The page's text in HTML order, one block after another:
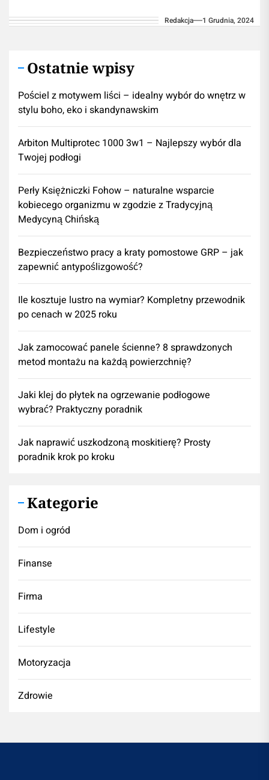
artykule dowiesz się,...
Redakcja 1 Grudnia, 2024
Ostatnie wpisy
Pościel z motywem liści – idealny wybór do wnętrz w
stylu boho, eko i skandynawskim
Arbiton Multiprotec 1000 3w1 – Najlepszy wybór dla
Twojej podłogi
Perły Księżniczki Fohow – naturalne wsparcie
kobiecego organizmu w zgodzie z Tradycyjną
Medycyną Chińską
Bezpieczeństwo pracy a kraty pomostowe GRP – jak
zapewnić antypoślizgowość?
Ile kosztuje lustro na wymiar? Kompletny przewodnik
po cenach w 2025 roku
Jak zamocować panele ścienne? 8 sprawdzonych
metod montażu na każdą powierzchnię?
Jaki klej do płytek na ogrzewanie podłogowe
wybrać? Praktyczny poradnik
Jak naprawić uszkodzoną moskitierę? Prosty
poradnik krok po kroku
Kategorie
Dom i ogród
Finanse
Firma
Lifestyle
Motoryzacja
Zdrowie